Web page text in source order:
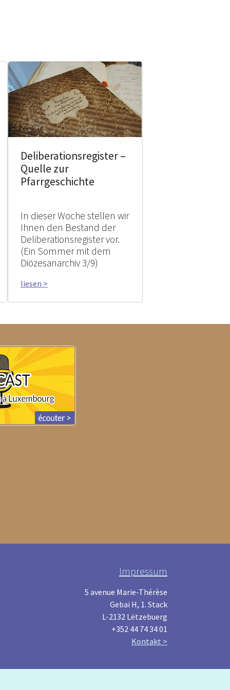
Deliberationsregister –
Quelle zur
Pfarrgeschichte
In dieser Woche stellen wir
Ihnen den Bestand der
Deliberationsregister vor.
(Ein Sommer mit dem
Diözesanarchiv 3/9)
liesen >
Impressum
5 avenue Marie-Thérèse
Gebai H, 1. Stack
L-2132 Lëtzebuerg
+352 44 74 34 01
Kontakt >